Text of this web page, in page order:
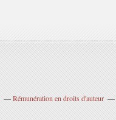
Rémunération en droits d'auteur